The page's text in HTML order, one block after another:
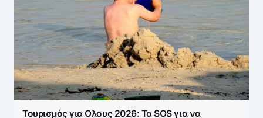
Τουρισμός για Ολους 2026: Τα SOS για να